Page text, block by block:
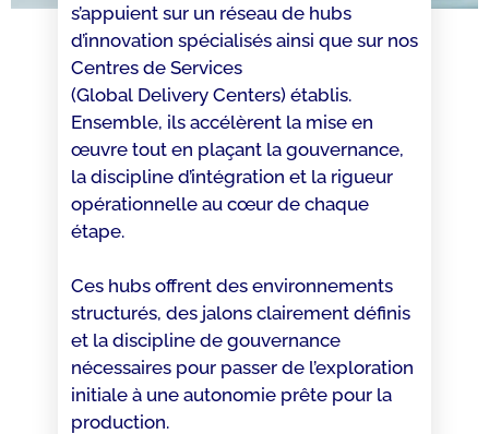
s’appuient sur un réseau de hubs
d’innovation spécialisés ainsi que sur nos
Centres de Services
(Global Delivery Centers) établis.
Ensemble, ils accélèrent la mise en
œuvre tout en plaçant la gouvernance,
la discipline d’intégration et la rigueur
opérationnelle au cœur de chaque
étape.
Ces hubs offrent des environnements
structurés, des jalons clairement définis
et la discipline de gouvernance
nécessaires pour passer de l’exploration
initiale à une autonomie prête pour la
production.